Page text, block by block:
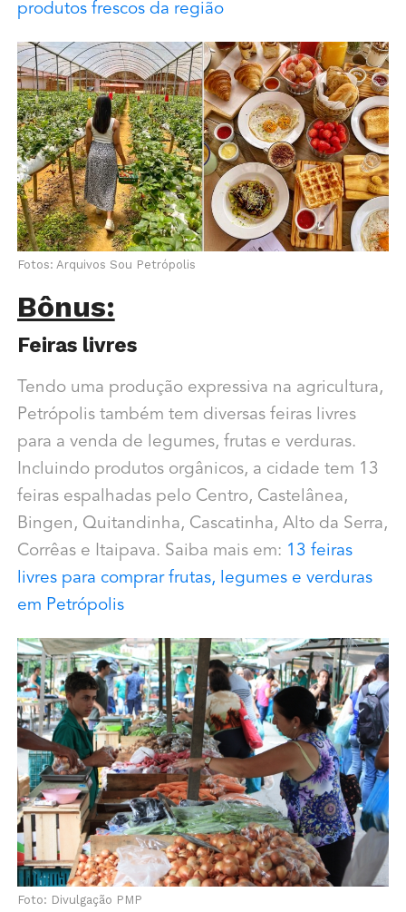
produtos frescos da região
Fotos: Arquivos Sou Petrópolis
Bônus:
Feiras livres
Tendo uma produção expressiva na agricultura,
Petrópolis também tem diversas feiras livres
para a venda de legumes, frutas e verduras.
Incluindo produtos orgânicos, a cidade tem 13
feiras espalhadas pelo Centro, Castelânea,
Bingen, Quitandinha, Cascatinha, Alto da Serra,
Corrêas e Itaipava. Saiba mais em: 13 feiras
livres para comprar frutas, legumes e verduras
em Petrópolis
Foto: Divulgação PMP